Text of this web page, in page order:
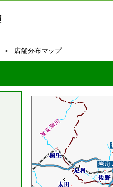
＞ 店舗分布マップ